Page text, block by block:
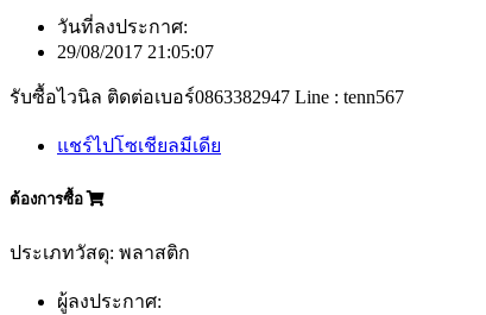
วันที่ลงประกาศ:
29/08/2017 21:05:07
รับซื้อไวนิล ติดต่อเบอร์0863382947 Line : tenn567
แชร์ไปโซเชียลมีเดีย
ต้องการซื้อ
ประเภทวัสดุ: พลาสติก
ผู้ลงประกาศ: